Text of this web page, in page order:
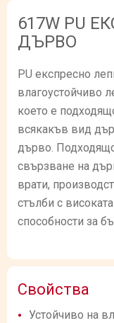
617W PU
ДЪРВО
PU експресно
влагоустойчиво
което е
всякакъв вид
дърво.
свързване на
врати,
стълби с
способности за
Свойства
Устойчиво на